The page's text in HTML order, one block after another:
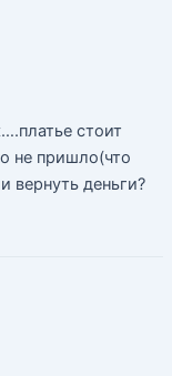
стоит
не пришло(что
вернуть деньги?